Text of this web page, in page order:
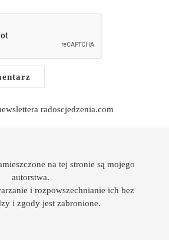
radoscjedzenia.com
na tej stronie są mojego
autorstwa.
i rozpowszechnianie ich bez
i zgody jest zabronione.